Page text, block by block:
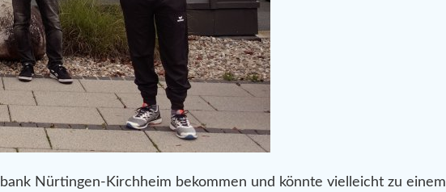
Nürtingen-Kirchheim bekommen und könnte vielleicht zu einem